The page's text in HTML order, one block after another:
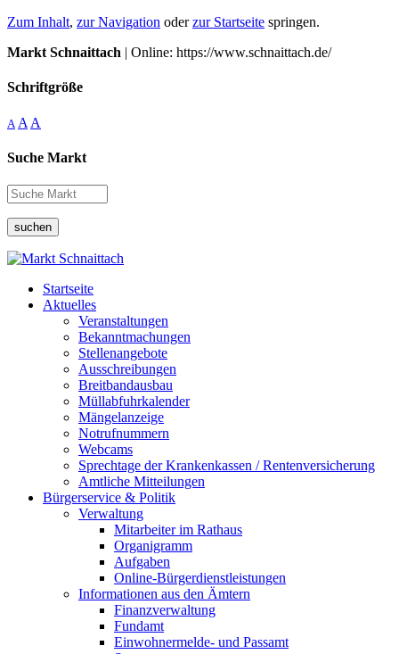
Zum Inhalt, zur Navigation oderzur Startseite springen.
Markt Schnaittach | Online: https://www.schnaittach.de/
Schriftgröße
A A A
Suche Markt
suchen
Startseite
Aktuelles
Veranstaltungen
Bekanntmachungen
Stellenangebote
Ausschreibungen
Breitbandausbau
Müllabfuhrkalender
Mängelanzeige
Notrufnummern
Webcams
Sprechtage der Krankenkassen / Rentenversicherung
Amtliche Mitteilungen
Bürgerservice & Politik
Verwaltung
Mitarbeiter im Rathaus
Organigramm
Aufgaben
Online-Bürgerdienstleistungen
Informationen aus den Ämtern
Finanzverwaltung
Fundamt
Einwohnermelde- und Passamt